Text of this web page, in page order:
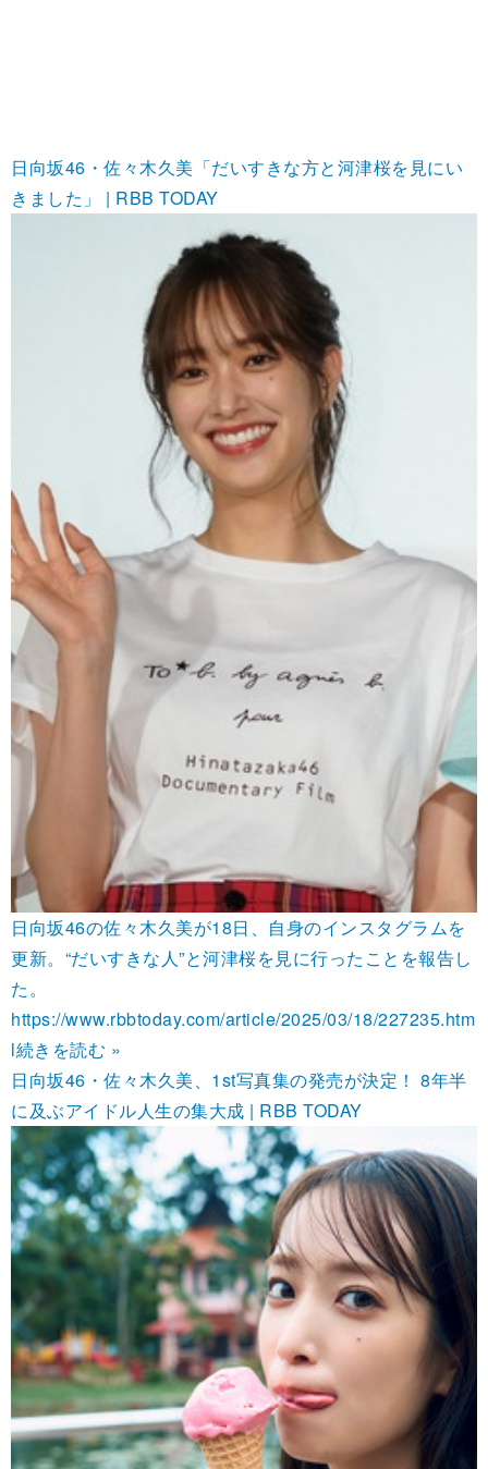
日向坂46・佐々木久美「だいすきな方と河津桜を見にい
きました」 | RBB TODAY
日向坂46の佐々木久美が18日、自身のインスタグラムを
更新。“だいすきな人”と河津桜を見に行ったことを報告し
た。
https://www.rbbtoday.com/article/2025/03/18/227235.htm
l続きを読む »
日向坂46・佐々木久美、1st写真集の発売が決定！ 8年半
に及ぶアイドル人生の集大成 | RBB TODAY